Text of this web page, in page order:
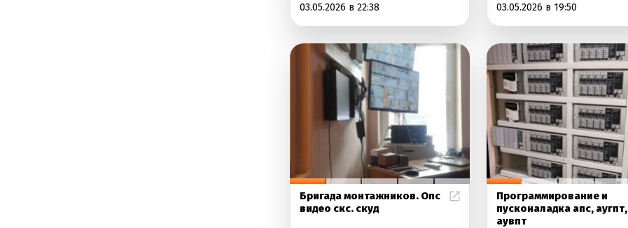
03.05.2026 в 22:38
03.05.2026 в 19:50
Бригада монтажников. Опс
видео скс. скуд
Программирование и
пусконаладка апс, аугпт,
аувпт